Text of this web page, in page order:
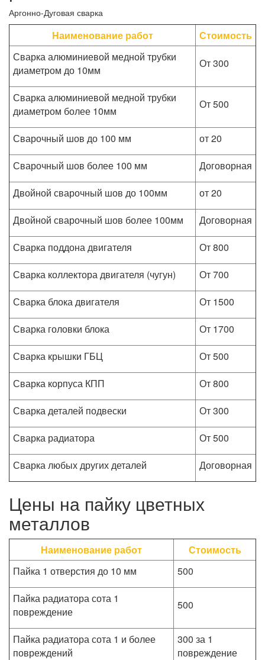
Аргонно-Дуговая сварка
Наименование работ
Стоимость
Сварка алюминиевой медной трубки
диаметром до 10мм
От 300
Сварка алюминиевой медной трубки
диаметром более 10мм
От 500
Сварочный шов до 100 мм
от 20
Сварочный шов более 100 мм
Договорная
Двойной сварочный шов до 100мм
от 20
Двойной сварочный шов более 100мм
Договорная
Сварка поддона двигателя
От 800
Сварка коллектора двигателя (чугун)
От 700
Сварка блока двигателя
От 1500
Сварка головки блока
От 1700
Сварка крышки ГБЦ
От 500
Сварка корпуса КПП
От 800
Сварка деталей подвески
От 300
Сварка радиатора
От 500
Сварка любых других деталей
Договорная
Цены на пайку цветных
металлов
Наименование работ
Стоимость
Пайка 1 отверстия до 10 мм
500
Пайка радиатора сота 1
повреждение
500
Пайка радиатора сота 1 и более
повреждений
300 за 1
повреждение